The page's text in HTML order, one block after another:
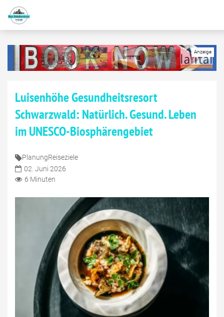
Luisenhöhe Gesundheitsresort
Schwarzwald: Natürlich. Gesund. Leben
im UNESCO-Biosphärengebiet
PlanungReiseziele
02. Juni 2026
6 Minuten